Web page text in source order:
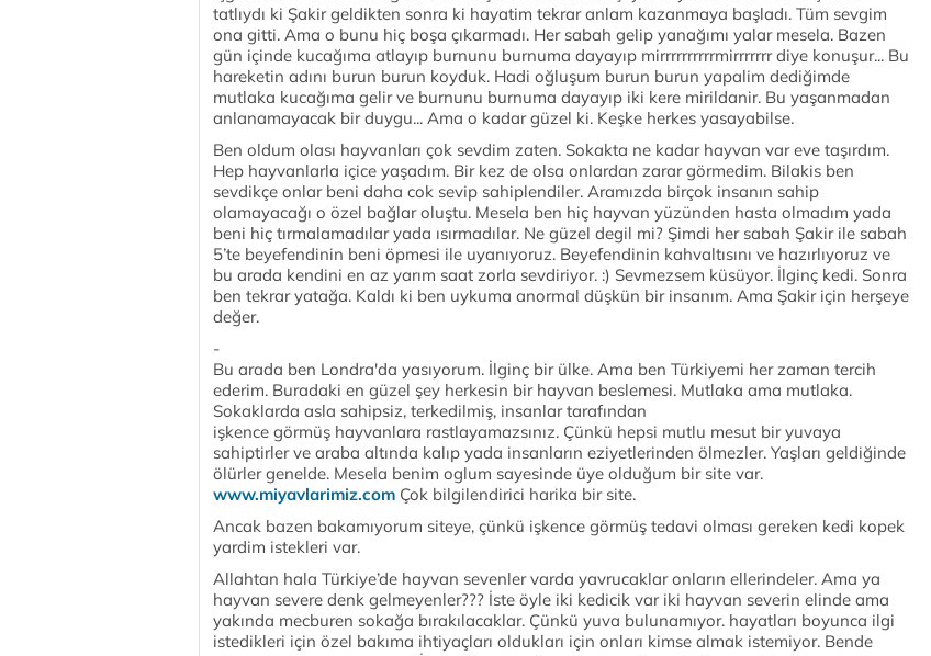
tatlıydı ki Şakir geldikten sonra ki hayatim tekrar anlam kazanmaya başladı. Tüm sevgim
ona gitti. Ama o bunu hiç boşa çıkarmadı. Her sabah gelip yanağımı yalar mesela. Bazen
gün içinde kucağıma atlayıp burnunu burnuma dayayıp mirrrrrrrrrrmirrrrrrr diye konuşur... Bu
hareketin adını burun burun koyduk. Hadi oğluşum burun burun yapalim dediğimde
mutlaka kucağıma gelir ve burnunu burnuma dayayıp iki kere mirildanir. Bu yaşanmadan
anlanamayacak bir duygu... Ama o kadar güzel ki. Keşke herkes yasayabilse.
Ben oldum olası hayvanları çok sevdim zaten. Sokakta ne kadar hayvan var eve taşırdım.
Hep hayvanlarla içice yaşadım. Bir kez de olsa onlardan zarar görmedim. Bilakis ben
sevdikçe onlar beni daha cok sevip sahiplendiler. Aramızda birçok insanın sahip
olamayacağı o özel bağlar oluştu. Mesela ben hiç hayvan yüzünden hasta olmadım yada
beni hiç tırmalamadılar yada ısırmadılar. Ne güzel degil mi? Şimdi her sabah Şakir ile sabah
5’te beyefendinin beni öpmesi ile uyanıyoruz. Beyefendinin kahvaltısını ve hazırlıyoruz ve
bu arada kendini en az yarım saat zorla sevdiriyor. :) Sevmezsem küsüyor. İlginç kedi. Sonra
ben tekrar yatağa. Kaldı ki ben uykuma anormal düşkün bir insanım. Ama Şakir için herşeye
değer.
-
Bu arada ben Londra'da yasıyorum. İlginç bir ülke. Ama ben Türkiyemi her zaman tercih
ederim. Buradaki en güzel şey herkesin bir hayvan beslemesi. Mutlaka ama mutlaka.
Sokaklarda asla sahipsiz, terkedilmiş, insanlar tarafından
işkence görmüş hayvanlara rastlayamazsınız. Çünkü hepsi mutlu mesut bir yuvaya
sahiptirler ve araba altında kalıp yada insanların eziyetlerinden ölmezler. Yaşları geldiğinde
ölürler genelde. Mesela benim oglum sayesinde üye olduğum bir site var.
www.miyavlarimiz.com Çok bilgilendirici harika bir site.
Ancak bazen bakamıyorum siteye, çünkü işkence görmüş tedavi olması gereken kedi kopek
yardim istekleri var.
Allahtan hala Türkiye’de hayvan sevenler varda yavrucaklar onların ellerindeler. Ama ya
hayvan severe denk gelmeyenler??? İste öyle iki kedicik var iki hayvan severin elinde ama
yakında mecburen sokağa bırakılacaklar. Çünkü yuva bulunamıyor. hayatları boyunca ilgi
istedikleri için özel bakıma ihtiyaçları oldukları için onları kimse almak istemiyor. Bende